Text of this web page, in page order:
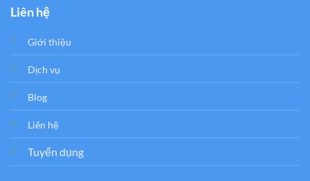
Liên hệ
Giới thiệu
Dịch vụ
Blog
Liên hệ
Tuyển dụng